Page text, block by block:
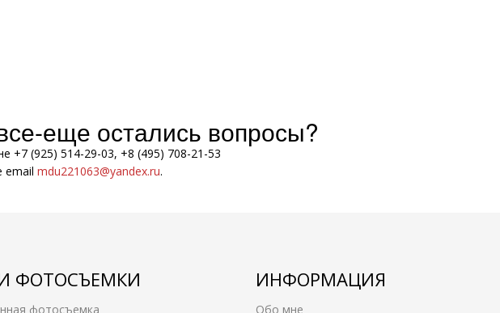
еще остались вопросы?
+7 (925) 514-29-03, +8 (495) 708-21-53
email mdu221063@yandex.ru.
ФОТОСЪЕМКИ
фотосъемка
ИНФОРМАЦИЯ
Обо мне